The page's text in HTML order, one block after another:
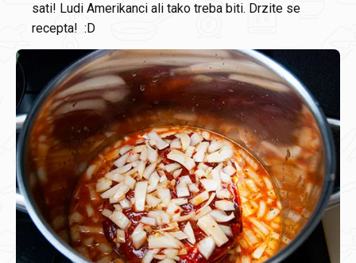
sati! Ludi Amerikanci ali tako treba biti. Drzite se
recepta! :D